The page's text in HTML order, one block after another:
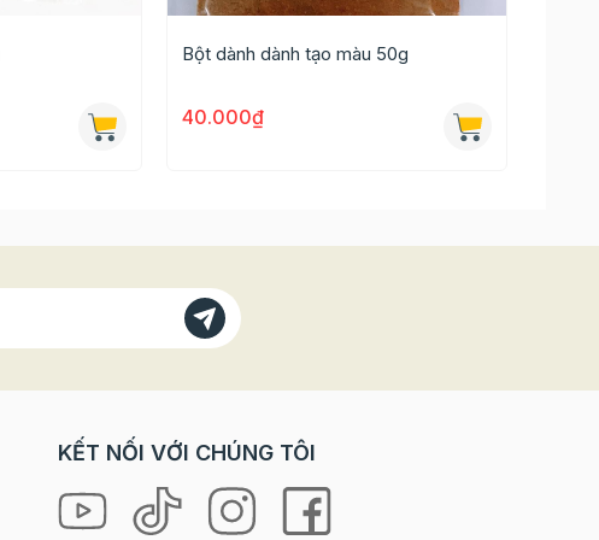
Bột dành dành tạo màu 50g
40.000₫
KẾT NỐI VỚI CHÚNG TÔI